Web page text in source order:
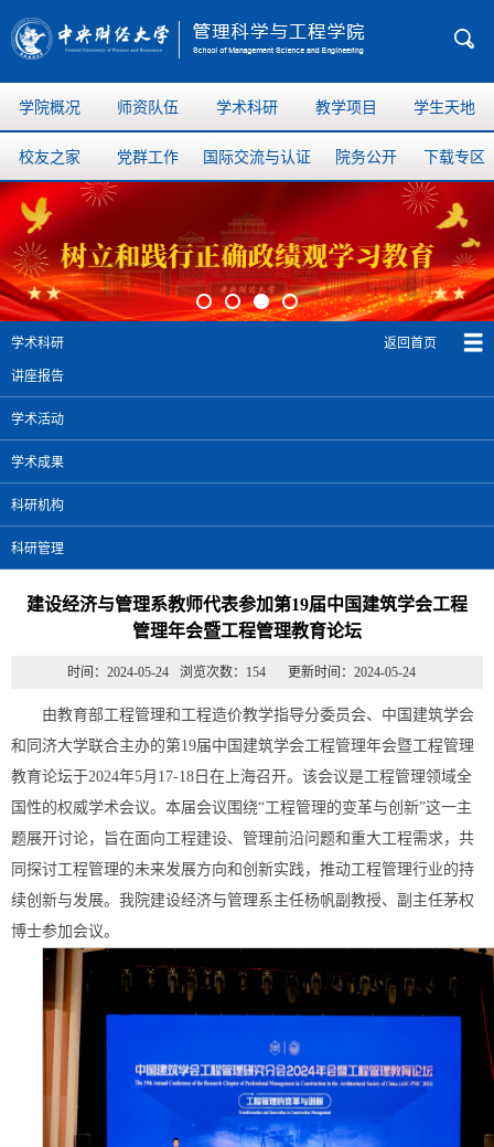
学院概况 师资队伍 学术科研 教学项目 学生天地
校友之家 党群工作 国际交流与认证 院务公开 下载专区
学术科研 返回首页
讲座报告
学术活动
学术成果
科研机构
科研管理
建设经济与管理系教师代表参加第19届中国建筑学会工程
管理年会暨工程管理教育论坛
时间：2024-05-24 浏览次数： 154 更新时间：2024-05-24
由教育部工程管理和工程造价教学指导分委员会、中国建筑学会
和同济大学联合主办的第19届中国建筑学会工程管理年会暨工程管理
教育论坛于2024年5月17-18日在上海召开。该会议是工程管理领域全
国性的权威学术会议。本届会议围绕“工程管理的变革与创新”这一主
题展开讨论，旨在面向工程建设、管理前沿问题和重大工程需求，共
同探讨工程管理的未来发展方向和创新实践，推动工程管理行业的持
续创新与发展。我院建设经济与管理系主任杨帆副教授、副主任茅权
博士参加会议。